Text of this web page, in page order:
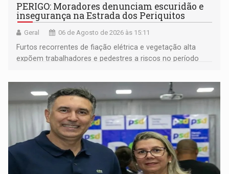
PERIGO: Moradores denunciam escuridão e
insegurança na Estrada dos Periquitos
Geral 06 de Agosto de 2026 às 15:11
Furtos recorrentes de fiação elétrica e vegetação alta
expõem trabalhadores e pedestres a riscos no período